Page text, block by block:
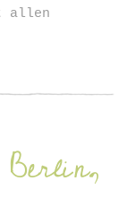
allen